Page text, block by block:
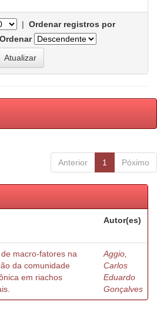
| Ordenar registros por
Ordenar
Anterior 1 Póximo
Autor(es)
macro-fatores na
da comunidade
em riachos
Aggio,
Carlos
Eduardo
Gonçalves